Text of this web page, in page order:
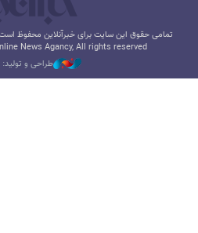
تمامی حقوق این سایت برای خبرآنلاین محفوظ
News Agancy, All rights reserved
طراحی و